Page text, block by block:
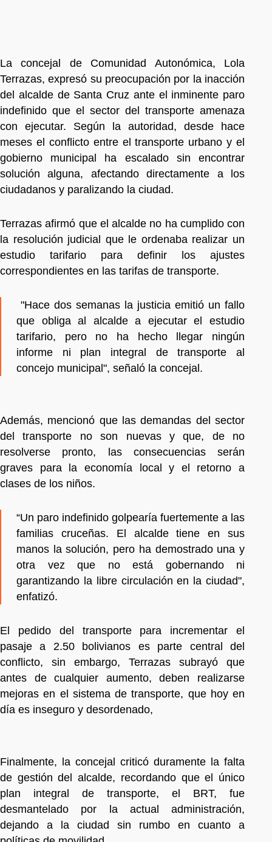
La concejal de Comunidad Autonómica, Lola
Terrazas, expresó su preocupación por la inacción
del alcalde de Santa Cruz ante el inminente paro
indefinido que el sector del transporte amenaza
con ejecutar. Según la autoridad, desde hace
meses el conflicto entre el transporte urbano y el
gobierno municipal ha escalado sin encontrar
solución alguna, afectando directamente a los
ciudadanos y paralizando la ciudad.
Terrazas afirmó que el alcalde no ha cumplido con
la resolución judicial que le ordenaba realizar un
estudio tarifario para definir los ajustes
correspondientes en las tarifas de transporte.
"Hace dos semanas la justicia emitió un fallo
que obliga al alcalde a ejecutar el estudio
tarifario, pero no ha hecho llegar ningún
informe ni plan integral de transporte al
concejo municipal", señaló la concejal.
Además, mencionó que las demandas del sector
del transporte no son nuevas y que, de no
resolverse pronto, las consecuencias serán
graves para la economía local y el retorno a
clases de los niños.
“Un paro indefinido golpearía fuertemente a las
familias cruceñas. El alcalde tiene en sus
manos la solución, pero ha demostrado una y
otra vez que no está gobernando ni
garantizando la libre circulación en la ciudad",
enfatizó.
El pedido del transporte para incrementar el
pasaje a 2.50 bolivianos es parte central del
conflicto, sin embargo, Terrazas subrayó que
antes de cualquier aumento, deben realizarse
mejoras en el sistema de transporte, que hoy en
día es inseguro y desordenado,
Finalmente, la concejal criticó duramente la falta
de gestión del alcalde, recordando que el único
plan integral de transporte, el BRT, fue
desmantelado por la actual administración,
dejando a la ciudad sin rumbo en cuanto a